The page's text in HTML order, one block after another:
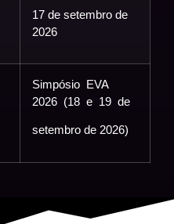
17 de setembro de
2026
Simpósio EVA
2026 (18 e 19 de
setembro de 2026)